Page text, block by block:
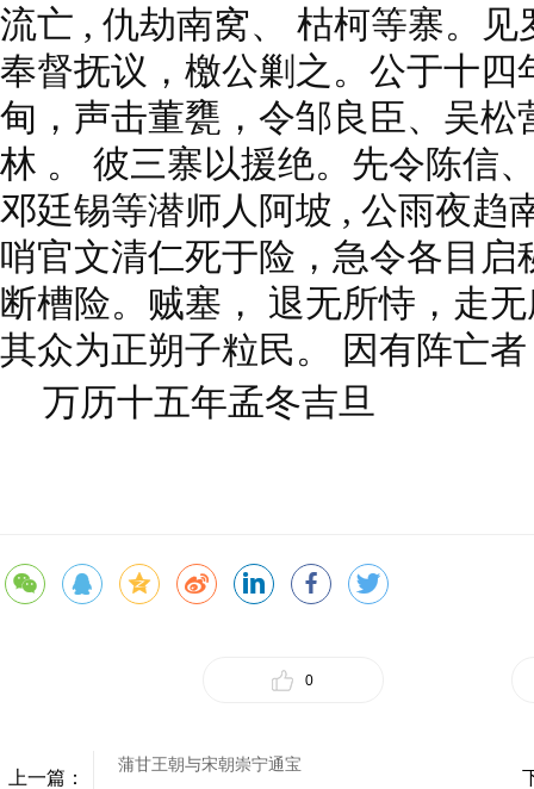
流亡 , 仇劫南窝、 枯柯等寨。
奉督抚议，檄公剿之。公于十四
甸，声击董甕，令邹良臣、吴松
林 。 彼三寨以援绝。先令陈信
邓廷锡等潜师人阿坡 , 公雨夜趋
哨官文清仁死于险，急令各目启
断槽险。贼塞， 退无所恃，走
其众为正朔子粒民。 因有阵亡
万历十五年孟冬吉旦
0
上一篇：
蒲甘王朝与宋朝崇宁通宝